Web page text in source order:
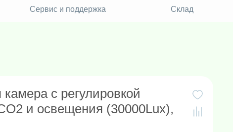
Сервис и поддержка Склад
с регулировкой
и освещения (30000Lux),